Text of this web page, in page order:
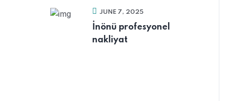
JUNE 7, 2025
İnönü profesyonel
nakliyat